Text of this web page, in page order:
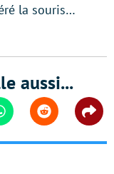
la souris…
aussi...
Reddit